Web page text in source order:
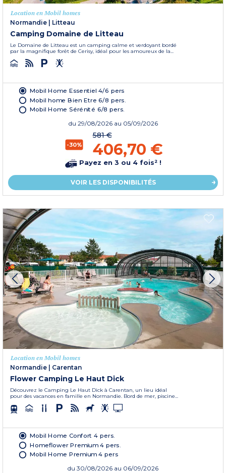
Location en Mobil homes
Normandie | Litteau
Camping Domaine de Litteau
Le Domaine de Litteau est un camping calme et verdoyant bordé
par la magnifique forêt de Cerisy, idéal pour les amoureux de la...
Mobil Home Essentiel 4/6 pers
Mobil home Bien Etre 6/8 pers.
Mobil Home Sérénité 6/8 pers.
du 29/08/2026 au 05/09/2026
-30%
581 €
406,70 €
Payez en 3 ou 4 fois² !
VOIR LES DISPONIBILITÉS
Location en Mobil homes
Normandie | Carentan
Flower Camping Le Haut Dick
Découvrez le Camping Le Haut Dick à Carentan, un lieu idéal
pour des vacances en famille en Normandie. Bord de mer, piscine...
Mobil Home Confort 4 pers.
Homeflower Premium 4 pers.
Mobil Home Premium 4 pers
du 30/08/2026 au 06/09/2026